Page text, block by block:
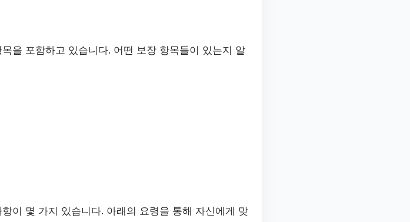
을 포함하고 있습니다. 어떤 보장 항목들이 있는지 알
이 몇 가지 있습니다. 아래의 요령을 통해 자신에게 맞